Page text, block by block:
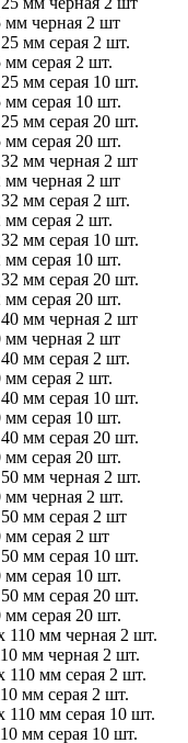
мм черная 2 шт
серая 2 шт.
серая 10 шт.
серая 20 шт.
мм черная 2 шт
серая 2 шт.
серая 10 шт.
серая 20 шт.
мм черная 2 шт
серая 2 шт.
серая 10 шт.
серая 20 шт.
мм черная 2 шт.
мм серая 2 шт
серая 10 шт.
серая 20 шт.
мм черная 2 шт.
мм серая 2 шт.
мм серая 10 шт.